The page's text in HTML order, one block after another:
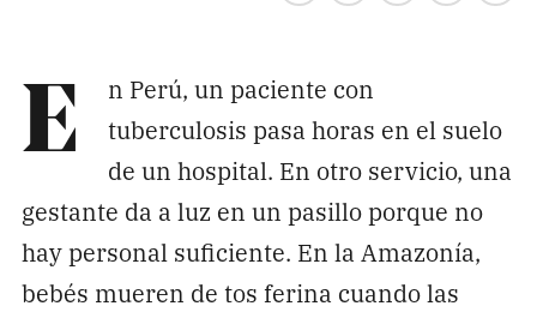
Enviar
SÍGUENOS
E
n Perú, un paciente con
tuberculosis pasa horas en el suelo
de un hospital. En otro servicio, una
gestante da a luz en un pasillo porque no
hay personal suficiente. En la Amazonía,
bebés mueren de tos ferina cuando las